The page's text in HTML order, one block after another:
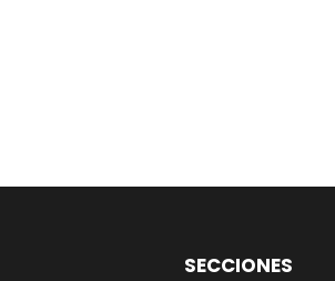
SECCIONES